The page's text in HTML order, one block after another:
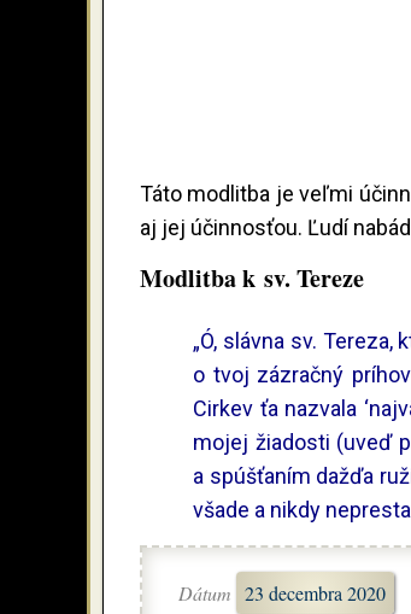
Táto modlitba je veľmi
aj jej účinnosťou. Ľudí
Modlitba k sv. Tereze
„Ó, slávna sv.
o tvoj zázračný
Cirkev ťa nazvala
mojej žiadosti (uveď
a spúšťaním dažďa
všade a nikdy
Dátum 23 decembra 2020